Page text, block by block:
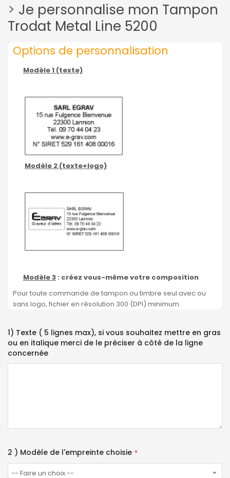
> Je personnalise mon Tampon
Trodat Metal Line 5200
Options de personnalisation
Modèle 1 (texte)
Modèle 2 (texte+logo)
Modèle 3 : créez vous-même votre composition
Pour toute commande de tampon ou timbre seul avec ou
sans logo, fichier en résolution 300 (DPI) minimum.
1) Texte ( 5 lignes max), si vous souhaitez mettre en gras
ou en italique merci de le préciser à côté de la ligne
concernée
2 ) Modèle de l'empreinte choisie